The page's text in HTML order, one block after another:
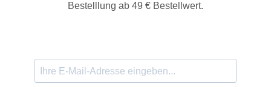
Bestelllung ab 49 € Bestellwert.